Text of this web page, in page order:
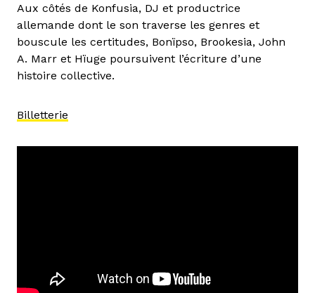
Aux côtés de Konfusia, DJ et productrice
allemande dont le son traverse les genres et
bouscule les certitudes, Bonïpso, Brookesia, John
A. Marr et Hïuge poursuivent l’écriture d’une
histoire collective.
Billetterie